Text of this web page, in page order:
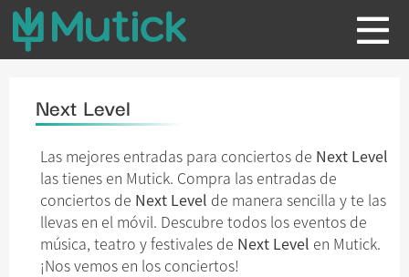
Next Level
Las mejores entradas para conciertos de Next Level
las tienes en Mutick. Compra las entradas de
conciertos de Next Level de manera sencilla y te las
llevas en el móvil. Descubre todos los eventos de
música, teatro y festivales de Next Level en Mutick.
¡Nos vemos en los conciertos!